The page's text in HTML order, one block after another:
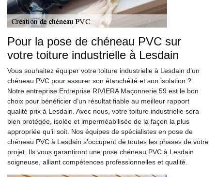
Pour la pose de chéneau PVC sur
votre toiture industrielle à Lesdain
Vous souhaitez équiper votre toiture industrielle à Lesdain d’un
chéneau PVC pour assurer son étanchéité et son isolation ?
Notre entreprise Entreprise RIVIERA Maçonnerie 59 est le bon
choix pour bénéficier d’un résultat fiable au meilleur rapport
qualité prix à Lesdain. Avec nous, votre toiture industrielle sera
bien protégée, isolée et imperméabilisée de la façon la plus
appropriée qu’il soit. Nos équipes de spécialistes en pose de
chéneau PVC à Lesdain s’occupent de toutes les phases de votre
projet. Ils vous garantiront une pose chéneau PVC à Lesdain
soigneuse, alliant compétences professionnelles et qualité.